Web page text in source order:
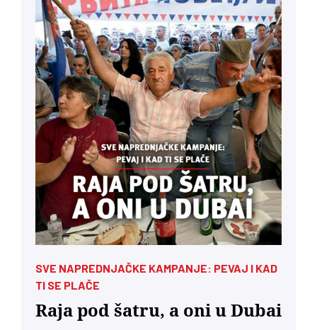
SVE NAPREDNJAČKE KAMPANJE: PEVAJ I KAD
TI SE PLAČE
Raja pod šatru, a oni u Dubai